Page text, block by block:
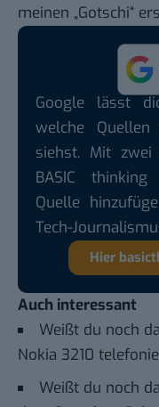
meinen „Gotschi“
Google lässt
welche
siehst. Mit
BASIC
Quelle
Tech-
Hier
Auch interessant
Weißt du noch
Nokia 3210
Weißt du noch